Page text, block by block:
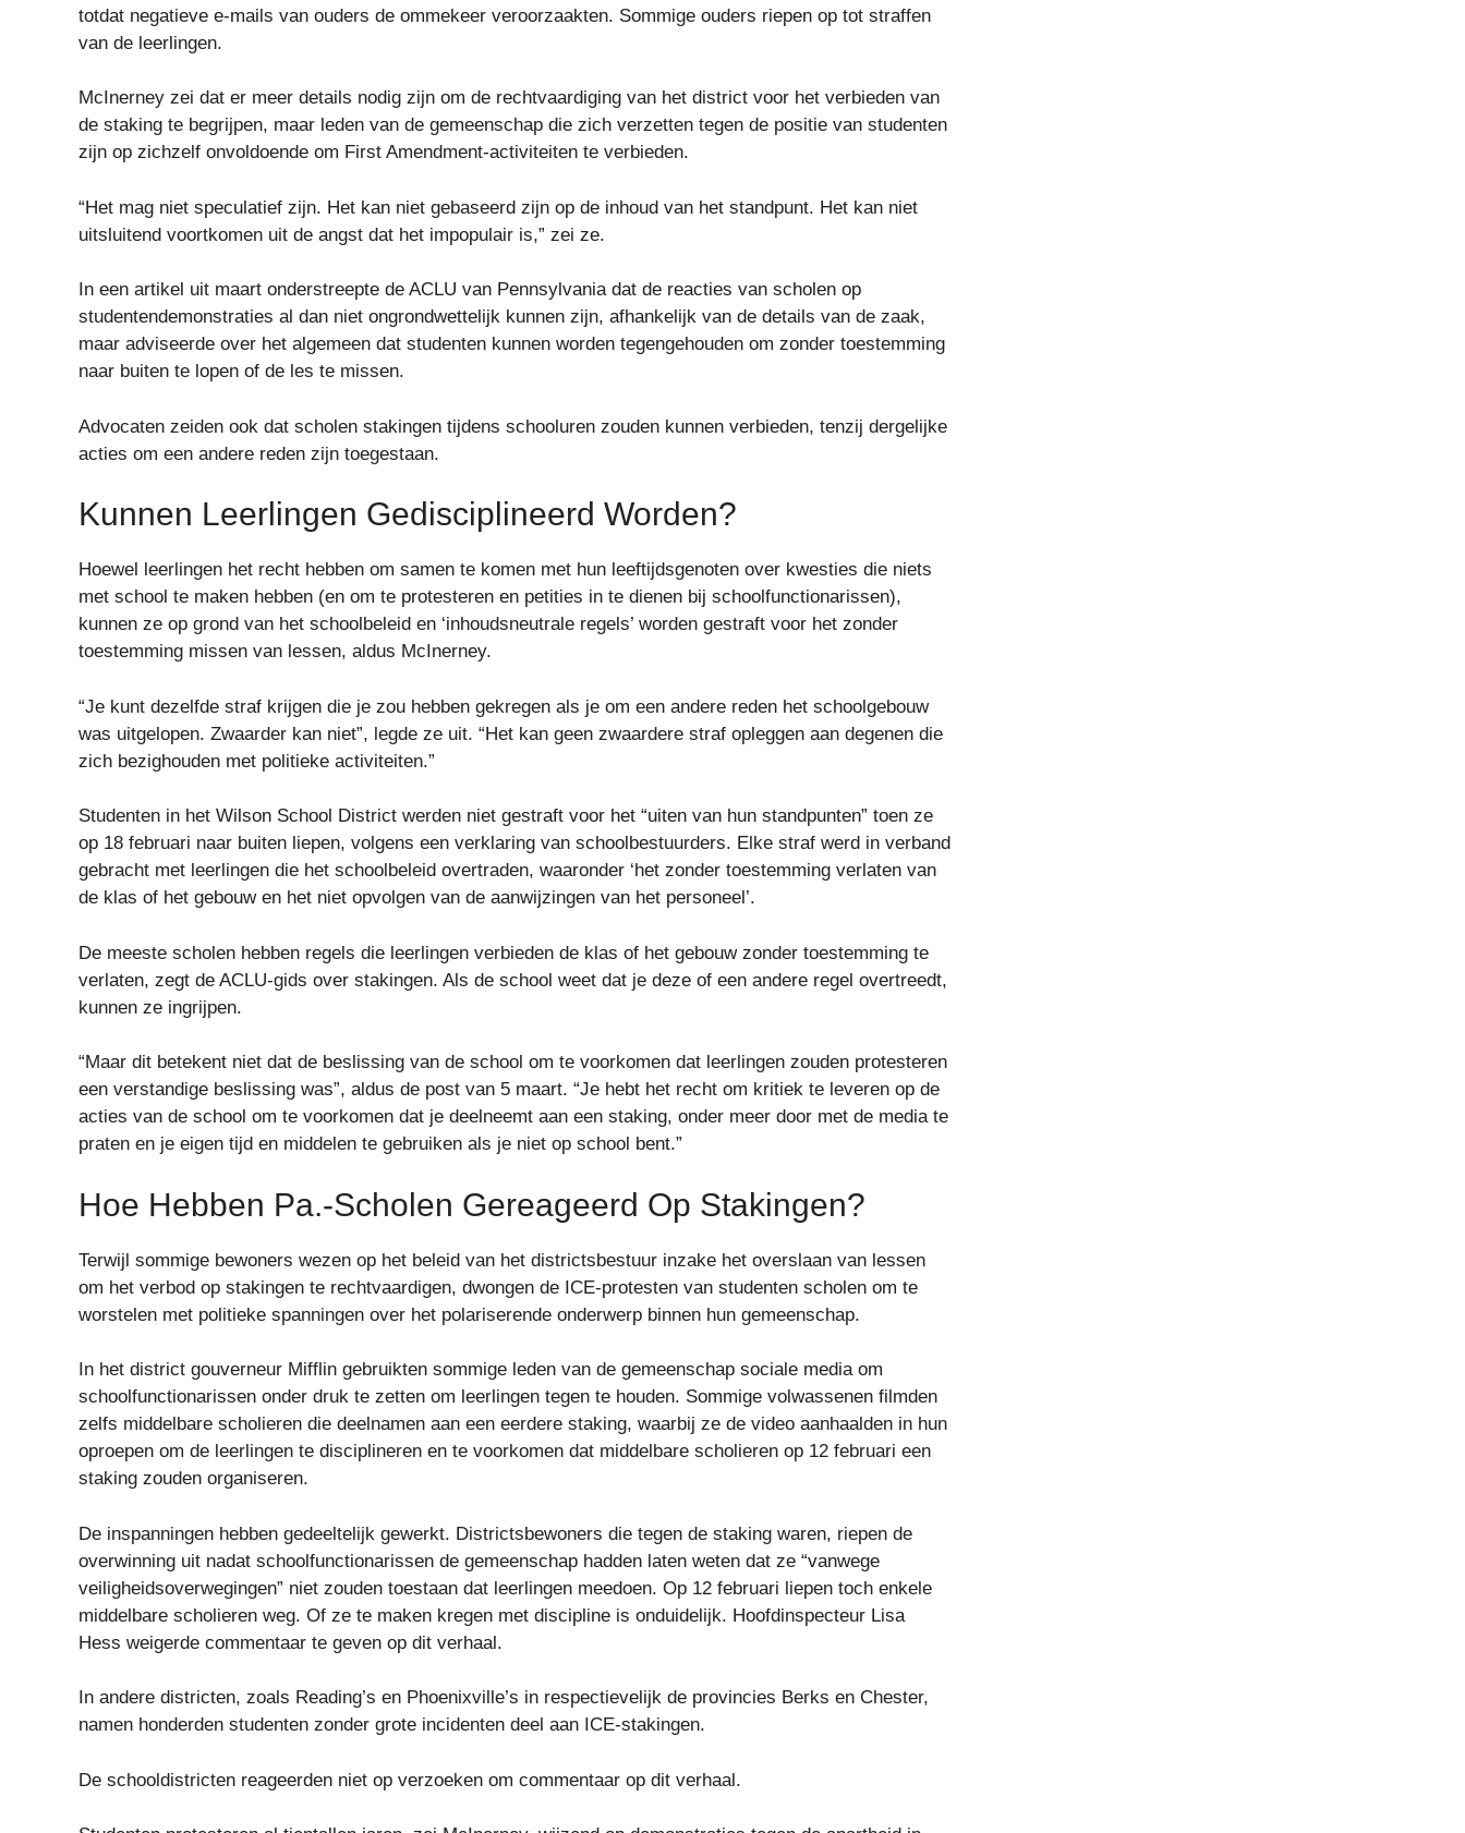
totdat negatieve e-mails van ouders de ommekeer veroorzaakten. Sommige ouders riepen op tot straffen
van de leerlingen.
McInerney zei dat er meer details nodig zijn om de rechtvaardiging van het district voor het verbieden van
de staking te begrijpen, maar leden van de gemeenschap die zich verzetten tegen de positie van studenten
zijn op zichzelf onvoldoende om First Amendment-activiteiten te verbieden.
“Het mag niet speculatief zijn. Het kan niet gebaseerd zijn op de inhoud van het standpunt. Het kan niet
uitsluitend voortkomen uit de angst dat het impopulair is,” zei ze.
In een artikel uit maart onderstreepte de ACLU van Pennsylvania dat de reacties van scholen op
studentendemonstraties al dan niet ongrondwettelijk kunnen zijn, afhankelijk van de details van de zaak,
maar adviseerde over het algemeen dat studenten kunnen worden tegengehouden om zonder toestemming
naar buiten te lopen of de les te missen.
Advocaten zeiden ook dat scholen stakingen tijdens schooluren zouden kunnen verbieden, tenzij dergelijke
acties om een ​​andere reden zijn toegestaan.
Kunnen Leerlingen Gedisciplineerd Worden?
Hoewel leerlingen het recht hebben om samen te komen met hun leeftijdsgenoten over kwesties die niets
met school te maken hebben (en om te protesteren en petities in te dienen bij schoolfunctionarissen),
kunnen ze op grond van het schoolbeleid en ‘inhoudsneutrale regels’ worden gestraft voor het zonder
toestemming missen van lessen, aldus McInerney.
“Je kunt dezelfde straf krijgen die je zou hebben gekregen als je om een ​​andere reden het schoolgebouw
was uitgelopen. Zwaarder kan niet”, legde ze uit. “Het kan geen zwaardere straf opleggen aan degenen die
zich bezighouden met politieke activiteiten.”
Studenten in het Wilson School District werden niet gestraft voor het “uiten van hun standpunten” toen ze
op 18 februari naar buiten liepen, volgens een verklaring van schoolbestuurders. Elke straf werd in verband
gebracht met leerlingen die het schoolbeleid overtraden, waaronder ‘het zonder toestemming verlaten van
de klas of het gebouw en het niet opvolgen van de aanwijzingen van het personeel’.
De meeste scholen hebben regels die leerlingen verbieden de klas of het gebouw zonder toestemming te
verlaten, zegt de ACLU-gids over stakingen. Als de school weet dat je deze of een andere regel overtreedt,
kunnen ze ingrijpen.
“Maar dit betekent niet dat de beslissing van de school om te voorkomen dat leerlingen zouden protesteren
een verstandige beslissing was”, aldus de post van 5 maart. “Je hebt het recht om kritiek te leveren op de
acties van de school om te voorkomen dat je deelneemt aan een staking, onder meer door met de media te
praten en je eigen tijd en middelen te gebruiken als je niet op school bent.”
Hoe Hebben Pa.-Scholen Gereageerd Op Stakingen?
Terwijl sommige bewoners wezen op het beleid van het districtsbestuur inzake het overslaan van lessen
om het verbod op stakingen te rechtvaardigen, dwongen de ICE-protesten van studenten scholen om te
worstelen met politieke spanningen over het polariserende onderwerp binnen hun gemeenschap.
In het district gouverneur Mifflin gebruikten sommige leden van de gemeenschap sociale media om
schoolfunctionarissen onder druk te zetten om leerlingen tegen te houden. Sommige volwassenen filmden
zelfs middelbare scholieren die deelnamen aan een eerdere staking, waarbij ze de video aanhaalden in hun
oproepen om de leerlingen te disciplineren en te voorkomen dat middelbare scholieren op 12 februari een
staking zouden organiseren.
De inspanningen hebben gedeeltelijk gewerkt. Districtsbewoners die tegen de staking waren, riepen de
overwinning uit nadat schoolfunctionarissen de gemeenschap hadden laten weten dat ze “vanwege
veiligheidsoverwegingen” niet zouden toestaan ​​dat leerlingen meedoen. Op 12 februari liepen toch enkele
middelbare scholieren weg. Of ze te maken kregen met discipline is onduidelijk. Hoofdinspecteur Lisa
Hess weigerde commentaar te geven op dit verhaal.
In andere districten, zoals Reading’s en Phoenixville’s in respectievelijk de provincies Berks en Chester,
namen honderden studenten zonder grote incidenten deel aan ICE-stakingen.
De schooldistricten reageerden niet op verzoeken om commentaar op dit verhaal.